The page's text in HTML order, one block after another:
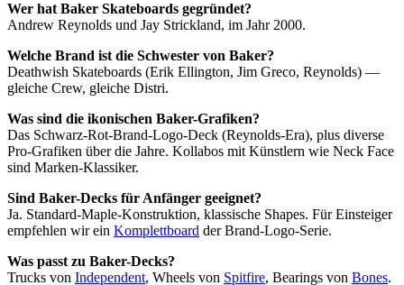
Wer hat Baker Skateboards gegründet?
Andrew Reynolds und Jay Strickland, im Jahr 2000.
Welche Brand ist die Schwester von Baker?
Deathwish Skateboards (Erik Ellington, Jim Greco, Reynolds) —
gleiche Crew, gleiche Distri.
Was sind die ikonischen Baker-Grafiken?
Das Schwarz-Rot-Brand-Logo-Deck (Reynolds-Era), plus diverse
Pro-Grafiken über die Jahre. Kollabos mit Künstlern wie Neck Face
sind Marken-Klassiker.
Sind Baker-Decks für Anfänger geeignet?
Ja. Standard-Maple-Konstruktion, klassische Shapes. Für Einsteiger
empfehlen wir ein Komplettboard der Brand-Logo-Serie.
Was passt zu Baker-Decks?
Trucks von Independent, Wheels von Spitfire, Bearings von Bones.